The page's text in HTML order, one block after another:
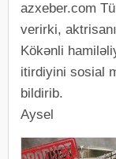
azxeber.com
verirki,
Kökənli
itirdiyini sosial
bildirib.
Aysel